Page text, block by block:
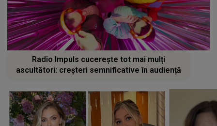
Radio Impuls cucerește tot mai mulți
ascultători: creșteri semnificative în audiență